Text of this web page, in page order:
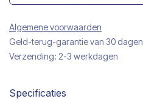
Algemene voorwaarden
Geld-terug-garantie van 30 dagen
Verzending: 2-3 werkdagen
Specificaties